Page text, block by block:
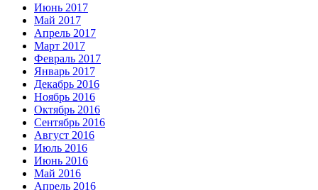
Июнь 2017
Май 2017
Апрель 2017
Март 2017
Февраль 2017
Январь 2017
Декабрь 2016
Ноябрь 2016
Октябрь 2016
Сентябрь 2016
Август 2016
Июль 2016
Июнь 2016
Май 2016
Апрель 2016